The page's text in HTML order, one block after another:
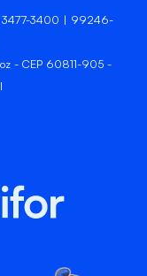
3477-3400 | 99246-
- CEP 60811-905 -